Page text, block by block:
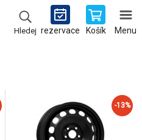
Hledej rezervace Košík Menu
-13%